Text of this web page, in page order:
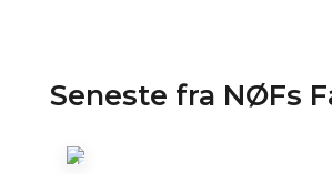
Seneste fra NØFs